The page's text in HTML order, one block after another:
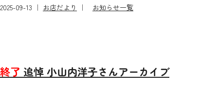
2025-09-13 ｜ お店だより ｜ お知らせ一覧
終了 追悼 小山内洋子さんアーカイブ